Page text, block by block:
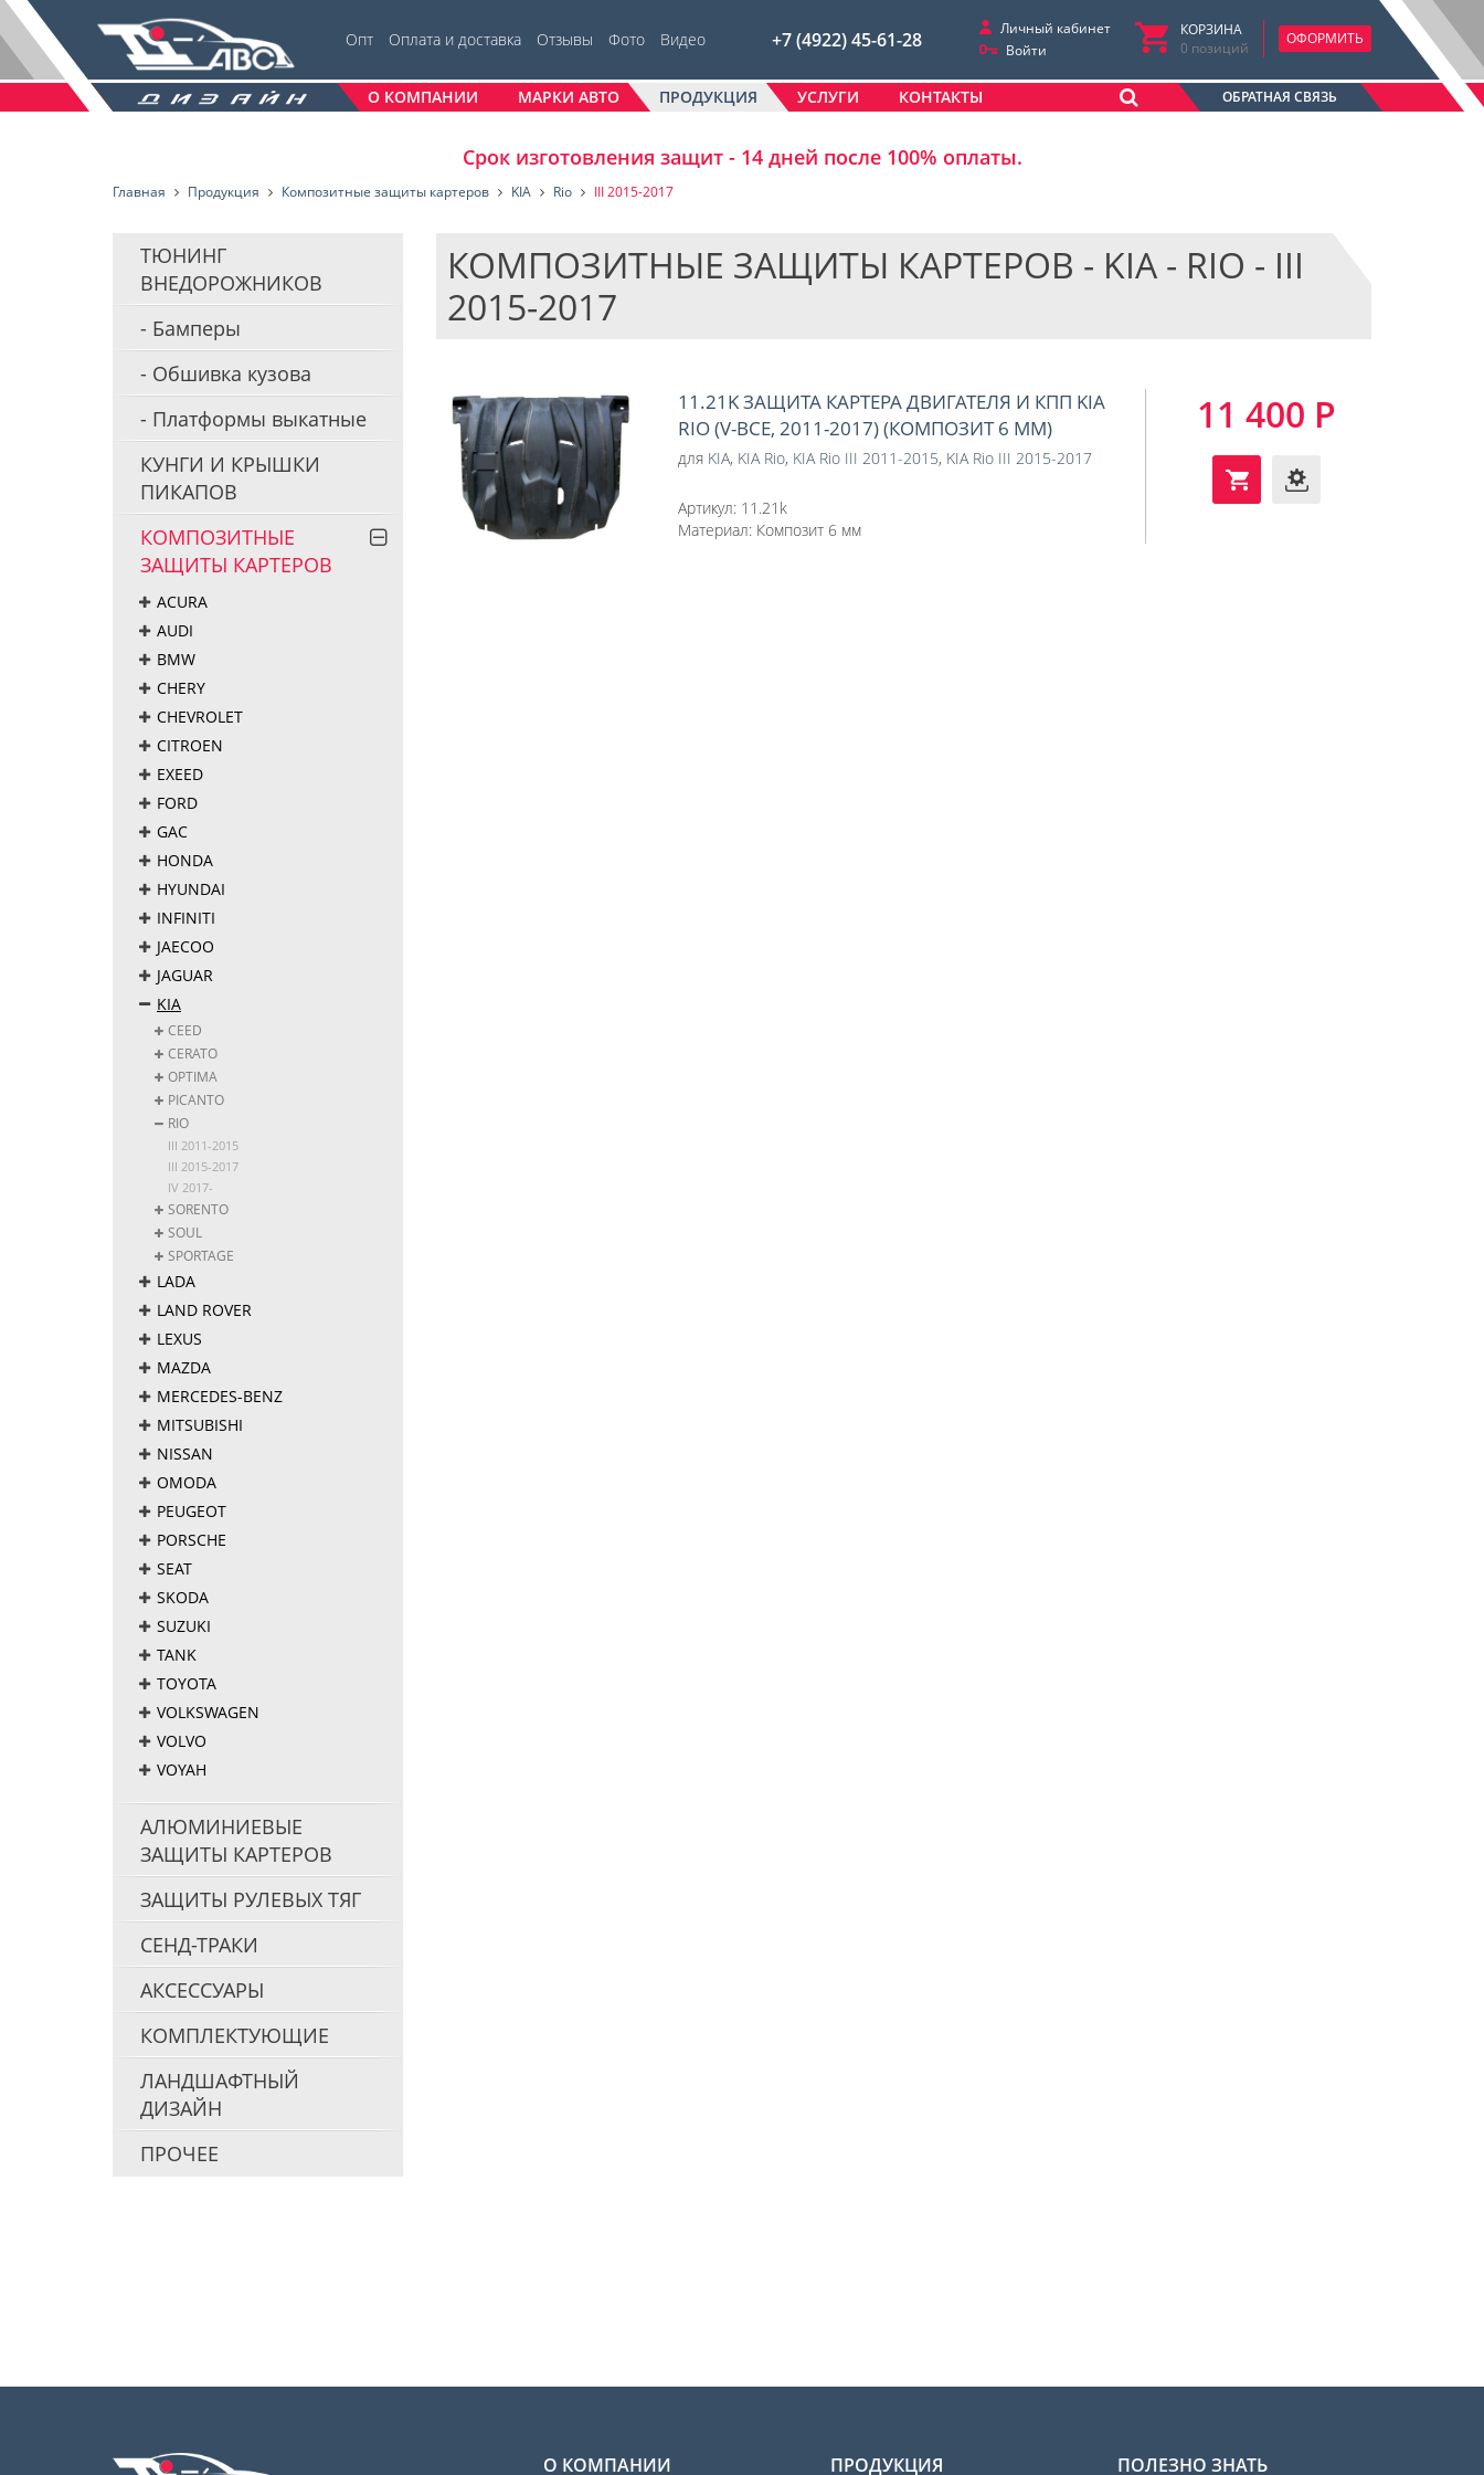
Опт Оплата и доставка Отзывы Фото Видео +7 (4922) 45-61-28
Личный кабинет
Войти
КОРЗИНА
0 позиций
ОФОРМИТЬ
О КОМПАНИИ МАРКИ АВТО ПРОДУКЦИЯ УСЛУГИ КОНТАКТЫ ОБРАТНАЯ СВЯЗЬ
Срок изготовления защит - 14 дней после 100% оплаты.
Главная Продукция Композитные защиты картеров KIA Rio III 2015-2017
КОМПОЗИТНЫЕ ЗАЩИТЫ КАРТЕРОВ - KIA - RIO - III
2015-2017
ТЮНИНГ
ВНЕДОРОЖНИКОВ
Бамперы
Обшивка кузова
Платформы выкатные
КУНГИ И КРЫШКИ
ПИКАПОВ
КОМПОЗИТНЫЕ
ЗАЩИТЫ КАРТЕРОВ
ACURA
AUDI
BMW
CHERY
CHEVROLET
CITROEN
EXEED
FORD
GAC
HONDA
HYUNDAI
INFINITI
JAECOO
JAGUAR
KIA
CEED
CERATO
OPTIMA
PICANTO
RIO
III 2011-2015
III 2015-2017
IV 2017-
SORENTO
SOUL
SPORTAGE
LADA
LAND ROVER
LEXUS
MAZDA
MERCEDES-BENZ
MITSUBISHI
NISSAN
OMODA
PEUGEOT
PORSCHE
SEAT
SKODA
SUZUKI
TANK
TOYOTA
VOLKSWAGEN
VOLVO
VOYAH
АЛЮМИНИЕВЫЕ
ЗАЩИТЫ КАРТЕРОВ
ЗАЩИТЫ РУЛЕВЫХ ТЯГ
СЕНД-ТРАКИ
АКСЕССУАРЫ
КОМПЛЕКТУЮЩИЕ
ЛАНДШАФТНЫЙ
ДИЗАЙН
ПРОЧЕЕ
11.21K ЗАЩИТА КАРТЕРА ДВИГАТЕЛЯ И КПП KIA
RIO (V-ВСЕ, 2011-2017) (КОМПОЗИТ 6 ММ)
для KIA, KIA Rio, KIA Rio III 2011-2015, KIA Rio III 2015-2017
Артикул: 11.21k
Материал: Композит 6 мм
11 400 Р
О КОМПАНИИ ПРОДУКЦИЯ ПОЛЕЗНО ЗНАТЬ